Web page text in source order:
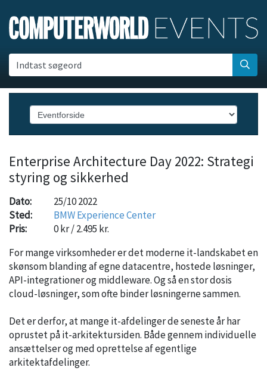
Indtast søgeord
Enterprise Architecture Day 2022: Strategi
styring og sikkerhed
Dato:
25/10 2022
Sted:
BMW Experience Center
Pris:
0 kr / 2.495 kr.
For mange virksomheder er det moderne it-landskabet en
skønsom blanding af egne datacentre, hostede løsninger,
API-integrationer og middleware. Og så en stor dosis
cloud-løsninger, som ofte binder løsningerne sammen.
Det er derfor, at mange it-afdelinger de seneste år har
oprustet på it-arkitektursiden. Både gennem individuelle
ansættelser og med oprettelse af egentlige
arkitektafdelinger.